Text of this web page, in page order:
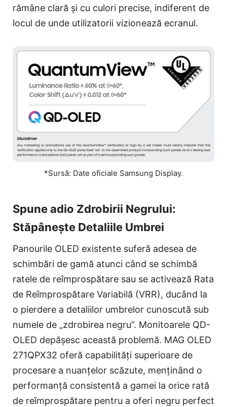
rămâne clară și cu culori precise, indiferent de
locul de unde utilizatorii vizionează ecranul.
*Sursă: Date oficiale Samsung Display.
Spune adio Zdrobirii Negrului:
Stăpânește Detaliile Umbrei
Panourile OLED existente suferă adesea de
schimbări de gamă atunci când se schimbă
ratele de reîmprospătare sau se activează Rata
de Reîmprospătare Variabilă (VRR), ducând la
o pierdere a detaliilor umbrelor cunoscută sub
numele de „zdrobirea negru”. Monitoarele QD-
OLED depășesc această problemă. MAG OLED
271QPX32 oferă capabilități superioare de
procesare a nuanțelor scăzute, menținând o
performanță consistentă a gamei la orice rată
de reîmprospătare pentru a oferi negru perfect